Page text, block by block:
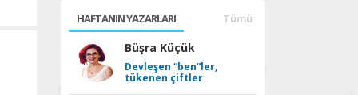
HAFTANIN YAZARLARI Tümü
Büşra Küçük
Devleşen “ben”ler,
tükenen çiftler